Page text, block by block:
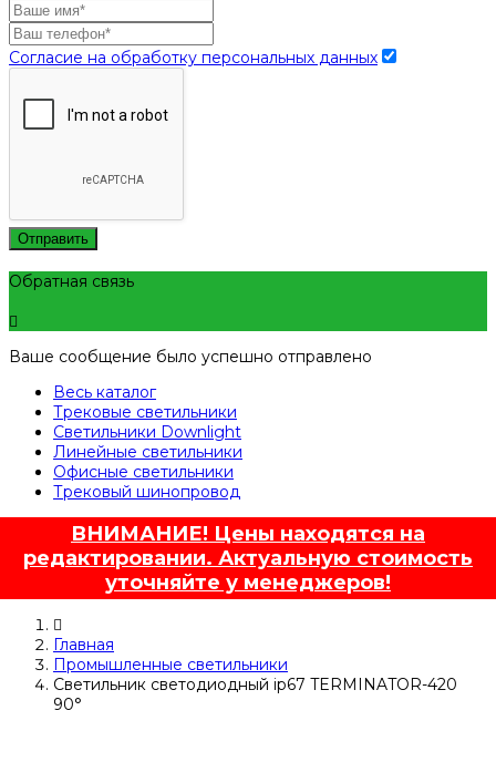
Согласие на обработку персональных данных
Отправить
Обратная связь
Ваше сообщение было успешно отправлено
Весь каталог
Трековые светильники
Светильники Downlight
Линейные светильники
Офисные светильники
Трековый шинопровод
ВНИМАНИЕ! Цены находятся на
редактировании. Актуальную стоимость
уточняйте у менеджеров!
Главная
Промышленные светильники
Светильник светодиодный ip67 TERMINATOR-420
90°